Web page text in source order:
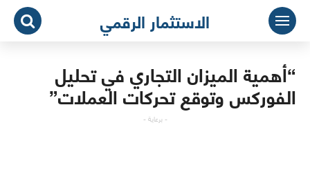
التجاوز
المحتوى
الاستثمار الرقمي
“أهمية الميزان التجاري في تحليل
الفوركس وتوقع تحركات العملات”
- برعاية -